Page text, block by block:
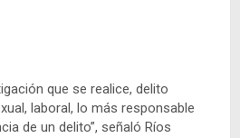
que se realice, delito
laboral, lo más responsable
de un delito”, señaló Ríos